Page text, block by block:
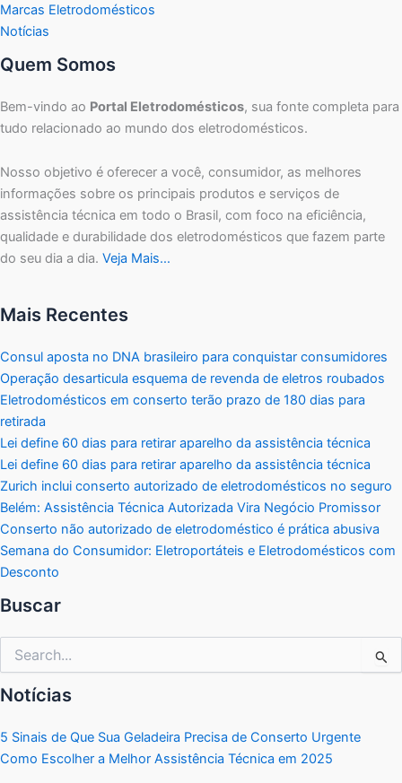
Marcas Eletrodomésticos
Notícias
Quem Somos
Bem-vindo ao Portal Eletrodomésticos, sua fonte completa para
tudo relacionado ao mundo dos eletrodomésticos.
Nosso objetivo é oferecer a você, consumidor, as melhores
informações sobre os principais produtos e serviços de
assistência técnica em todo o Brasil, com foco na eficiência,
qualidade e durabilidade dos eletrodomésticos que fazem parte
do seu dia a dia. Veja Mais…
Mais Recentes
Consul aposta no DNA brasileiro para conquistar consumidores
Operação desarticula esquema de revenda de eletros roubados
Eletrodomésticos em conserto terão prazo de 180 dias para
retirada
Lei define 60 dias para retirar aparelho da assistência técnica
Lei define 60 dias para retirar aparelho da assistência técnica
Zurich inclui conserto autorizado de eletrodomésticos no seguro
Belém: Assistência Técnica Autorizada Vira Negócio Promissor
Conserto não autorizado de eletrodoméstico é prática abusiva
Semana do Consumidor: Eletroportáteis e Eletrodomésticos com
Desconto
Buscar
por:
Notícias
5 Sinais de Que Sua Geladeira Precisa de Conserto Urgente
Como Escolher a Melhor Assistência Técnica em 2025